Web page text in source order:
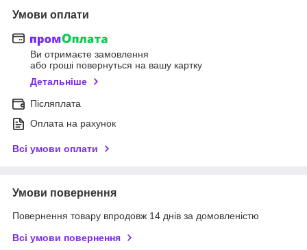
Умови оплати
Ви отримаєте замовлення
або гроші повернуться на вашу картку
Детальніше
Післяплата
Оплата на рахунок
Всі умови оплати
Умови повернення
Повернення товару впродовж 14 днів за домовленістю
Всі умови повернення